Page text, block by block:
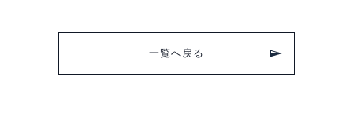
一覧へ戻る